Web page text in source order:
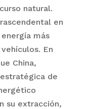
natural.
en
más
En
China,
de
su extracción,